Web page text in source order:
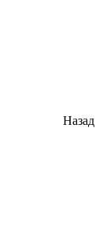
Назад